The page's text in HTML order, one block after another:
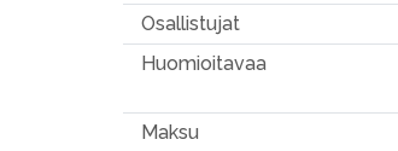
Osallistujat
Huomioitavaa
Maksu